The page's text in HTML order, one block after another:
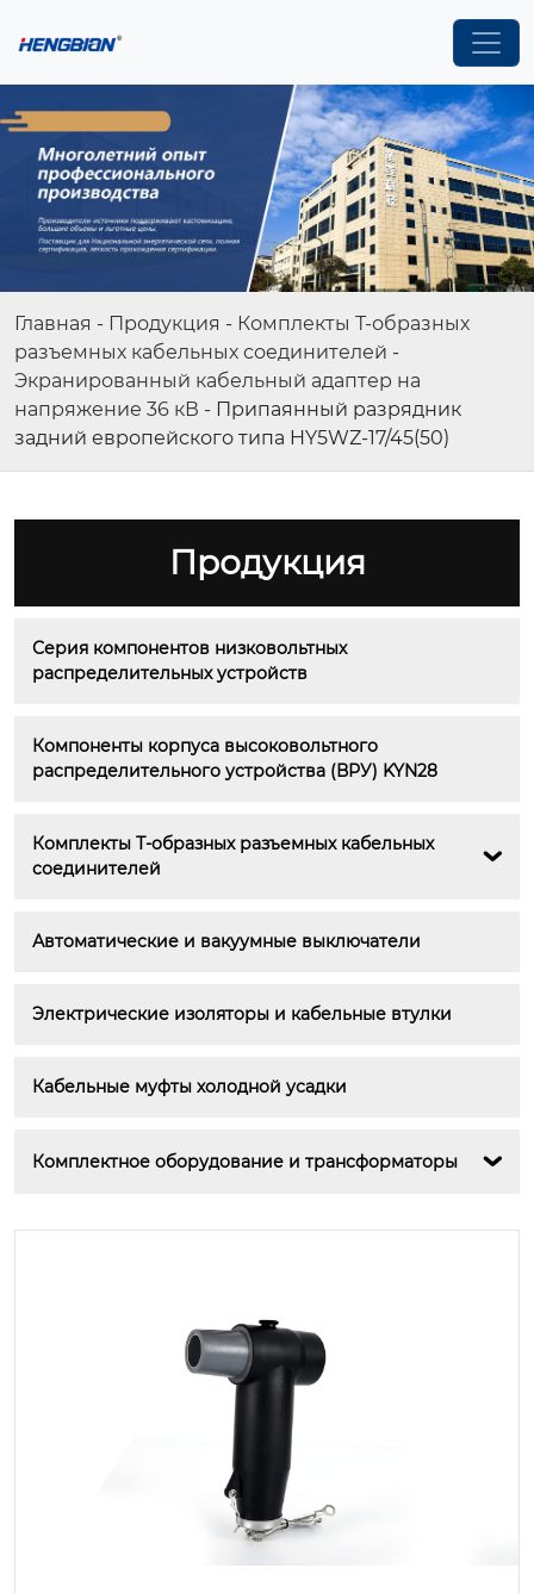
Главная - Продукция - Комплекты Т-образных
разъемных кабельных соединителей -
Экранированный кабельный адаптер на
напряжение 36 кВ - Припаянный разрядник
задний европейского типа HY5WZ-17/45(50)
Продукция
Серия компонентов низковольтных
распределительных устройств
Компоненты корпуса высоковольтного
распределительного устройства (ВРУ) KYN28
Комплекты Т-образных разъемных кабельных
соединителей

Автоматические и вакуумные выключатели
Электрические изоляторы и кабельные втулки
Кабельные муфты холодной усадки
Комплектное оборудование и трансформаторы 